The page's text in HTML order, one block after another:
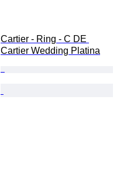
Cartier - Ring - C DE
Cartier Wedding Platina